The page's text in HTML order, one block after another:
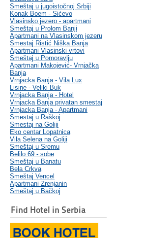
Smeštaj u jugoistočnoj Srbiji
Konak Boem - Sićevo
Vlasinsko jezero - apartmani
Smeštaj u Prolom Banji
Apartmani na Vlasinskom jezeru
Smestaj Ristić Niška Banja
Apartmani Vlasinski vrtovi
Smeštaj u Pomoravlju
Apartmani Makojević- Vrnjačka
Banja
Vrnjacka Banja - Vila Lux
Lisine - Veliki Buk
Vrnjacka Banja - Hotel
Vrnjacka Banja privatan smestaj
Vrnjacka Banja - Apartmani
Smestaj u Raškoj
Smestaj na Goliji
Eko centar Lopatnica
Vila Selena na Goliji
Smeštaj u Sremu
Belilo 69 - sobe
Smeštaj u Banatu
Bela Crkva
Smeštaj Vencel
Apartmani Zrenjanin
Smeštaj u Bačkoj
Find Hotel in Serbia